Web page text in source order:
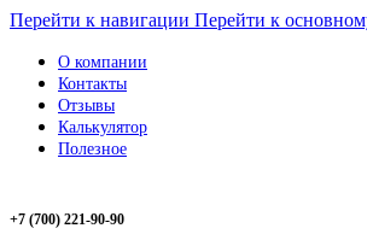
Перейти к навигации Перейти к
О компании
Контакты
Отзывы
Калькулятор
Полезное
+7 (700) 221-90-90